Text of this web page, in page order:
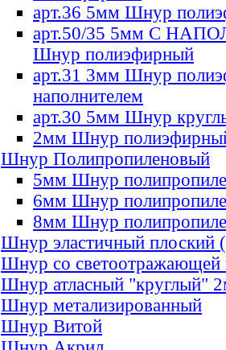
арт.36 5мм Шнур
арт.50/35 5мм С
Шнур полиэфирный
арт.31 3мм Шнур
наполнителем
арт.30 5мм Шнур
2мм Шнур
Шнур Полипропиленовый
5мм Шнур
6мм Шнур
8мм Шнур
Шнур эластичный плоский
Шнур со светоотражающей
Шнур атласный "круглый"
Шнур метализированный
Шнур Витой